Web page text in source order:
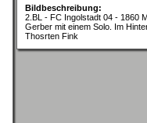
Bildbeschreibung:
2.BL - FC Ingolstadt 04 - 1860
Gerber mit einem Solo. Im
Thosrten Fink